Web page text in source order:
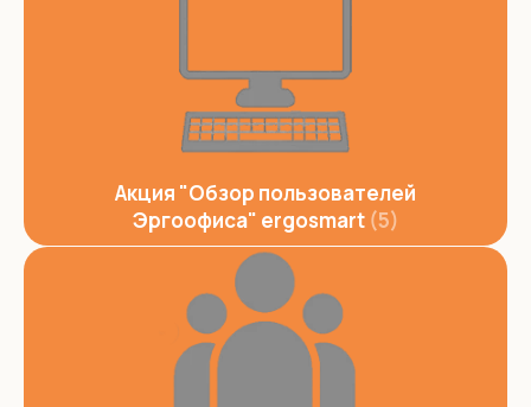
Акция "Обзор пользователей
Эргоофиса" ergosmart 5